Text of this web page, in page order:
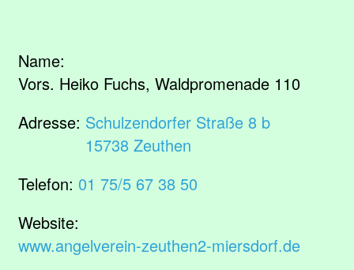
Name:
Vors. Heiko Fuchs, Waldpromenade 110
Adresse: Schulzendorfer Straße 8 b
15738 Zeuthen
Telefon: 01 75/5 67 38 50
Website:
www.angelverein-zeuthen2-miersdorf.de